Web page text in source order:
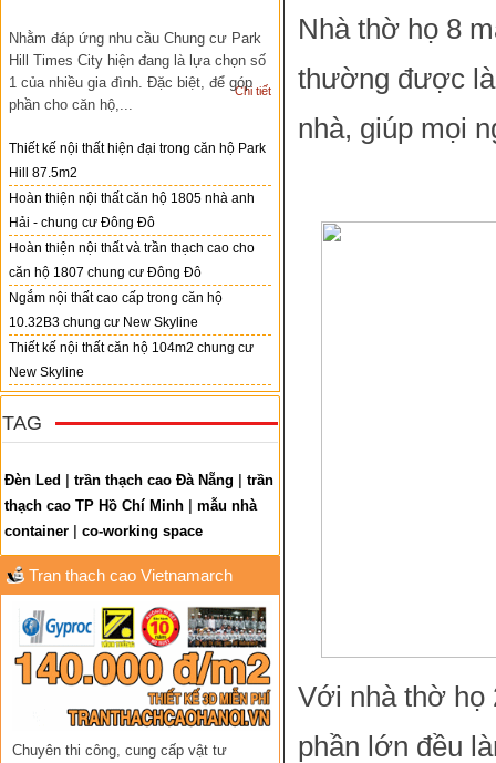
Nhằm đáp ứng nhu cầu Chung cư Park
Hill Times City hiện đang là lựa chọn số
1 của nhiều gia đình. Đặc biệt, để góp
phần cho căn hộ,...
Chi tiết
Thiết kế nội thất hiện đại trong căn hộ Park
Hill 87.5m2
Hoàn thiện nội thất căn hộ 1805 nhà anh
Hải - chung cư Đông Đô
Hoàn thiện nội thất và trần thạch cao cho
căn hộ 1807 chung cư Đông Đô
Ngắm nội thất cao cấp trong căn hộ
10.32B3 chung cư New Skyline
Thiết kế nội thất căn hộ 104m2 chung cư
New Skyline
TAG
Đèn Led trần thạch cao Đà Nẵng
trần
thạch cao TP Hồ Chí Minh
mẫu nhà
container
co-working space
Tran thach cao Vietnamarch
Chuyên thi công, cung cấp vật tư
Nhà thờ họ 8
thường được
nhà, giúp mọi
Với nhà thờ họ
phần lớn đều